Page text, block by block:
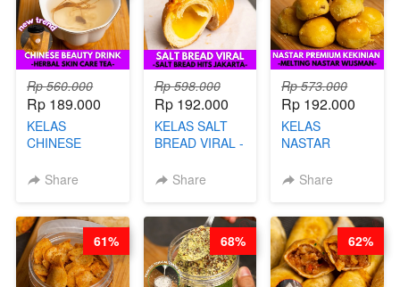
Rp 560.000
Rp 189.000
KELAS
CHINESE
- HERBAL SKIN
ARISUDANA
Share
Rp 598.000
Rp 192.000
KELAS SALT
BREAD VIRAL -
HITS JAKARTA
Share
Rp 573.000
Rp 192.000
KELAS
NASTAR
KEKINIAN -
WIJSMAN- BY
CHEF DITA
Share
61% 68% 62%